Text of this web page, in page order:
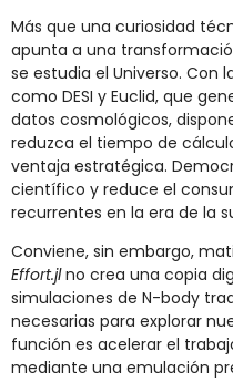
Más que una curiosidad
apunta a una
se estudia el Universo. Con
como DESI y Euclid, que
datos cosmológicos,
reduzca el tiempo de
ventaja estratégica.
científico y reduce el
recurrentes en la era de la
Conviene, sin embargo,
Effort.jlno crea una copia
simulaciones de N-body
necesarias para explorar
función es acelerar el
mediante una emulación